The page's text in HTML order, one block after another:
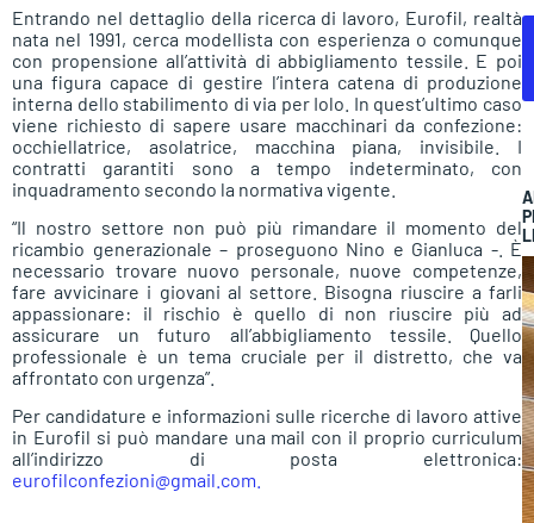
Entrando nel dettaglio della ricerca di lavoro, Eurofil, realtà
nata nel 1991, cerca modellista con esperienza o comunque
con propensione all’attività di abbigliamento tessile. E poi
una figura capace di gestire l’intera catena di produzione
interna dello stabilimento di via per Iolo. In quest’ultimo caso
viene richiesto di sapere usare macchinari da confezione:
occhiellatrice, asolatrice, macchina piana, invisibile. I
contratti garantiti sono a tempo indeterminato, con
inquadramento secondo la normativa vigente.
“Il nostro settore non può più rimandare il momento del
ricambio generazionale – proseguono Nino e Gianluca -. È
necessario trovare nuovo personale, nuove competenze,
fare avvicinare i giovani al settore. Bisogna riuscire a farli
appassionare: il rischio è quello di non riuscire più ad
assicurare un futuro all’abbigliamento tessile. Quello
professionale è un tema cruciale per il distretto, che va
affrontato con urgenza”.
Per candidature e informazioni sulle ricerche di lavoro attive
in Eurofil si può mandare una mail con il proprio curriculum
all’indirizzo di posta elettronica:
eurofilconfezioni@gmail.com.